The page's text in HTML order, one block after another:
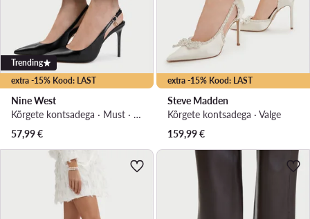
extra -15% Kood: LAST
Trending
Nine West
Kõrgete kontsadega · Must · 10 cm
57,99€
extra -15% Kood: LAST
Steve Madden
Kõrgete kontsadega · Valge
159,99€